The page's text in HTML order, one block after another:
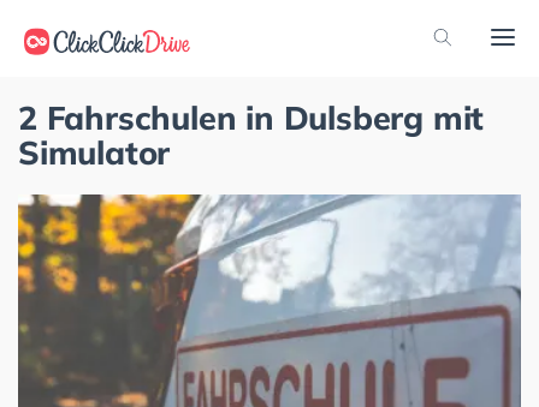
2 Fahrschulen in Dulsberg mit
Simulator